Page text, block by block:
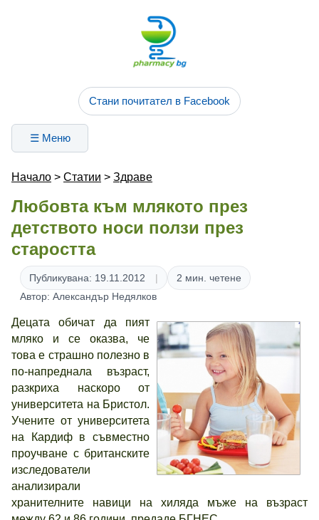
Стани почитател в Facebook
☰ Меню
Начало > Статии > Здраве
Любовта към млякото през
детството носи ползи през
старостта
Публикувана: 19.11.2012
2 мин. четене
Автор: Александър Недялков
Децата обичат да пият
мляко и се оказва, че
това е страшно полезно в
по-напреднала възраст,
разкриха наскоро от
университета на Бристол.
Учените от университета
на Кардиф в съвместно
проучване с британските
изследователи
анализирали
хранителните навици на хиляда мъже на възраст